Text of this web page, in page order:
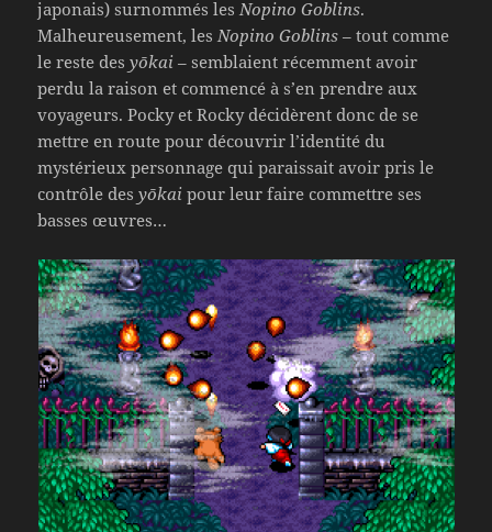
japonais) surnommés lesNopino Goblins.
Malheureusement, lesNopino Goblins – tout comme
le reste desyōkai – semblaient récemment avoir
perdu la raison et commencé à s’en prendre aux
voyageurs. Pocky et Rocky décidèrent donc de se
mettre en route pour découvrir l’identité du
mystérieux personnage qui paraissait avoir pris le
contrôle desyōkai pour leur faire commettre ses
basses œuvres…